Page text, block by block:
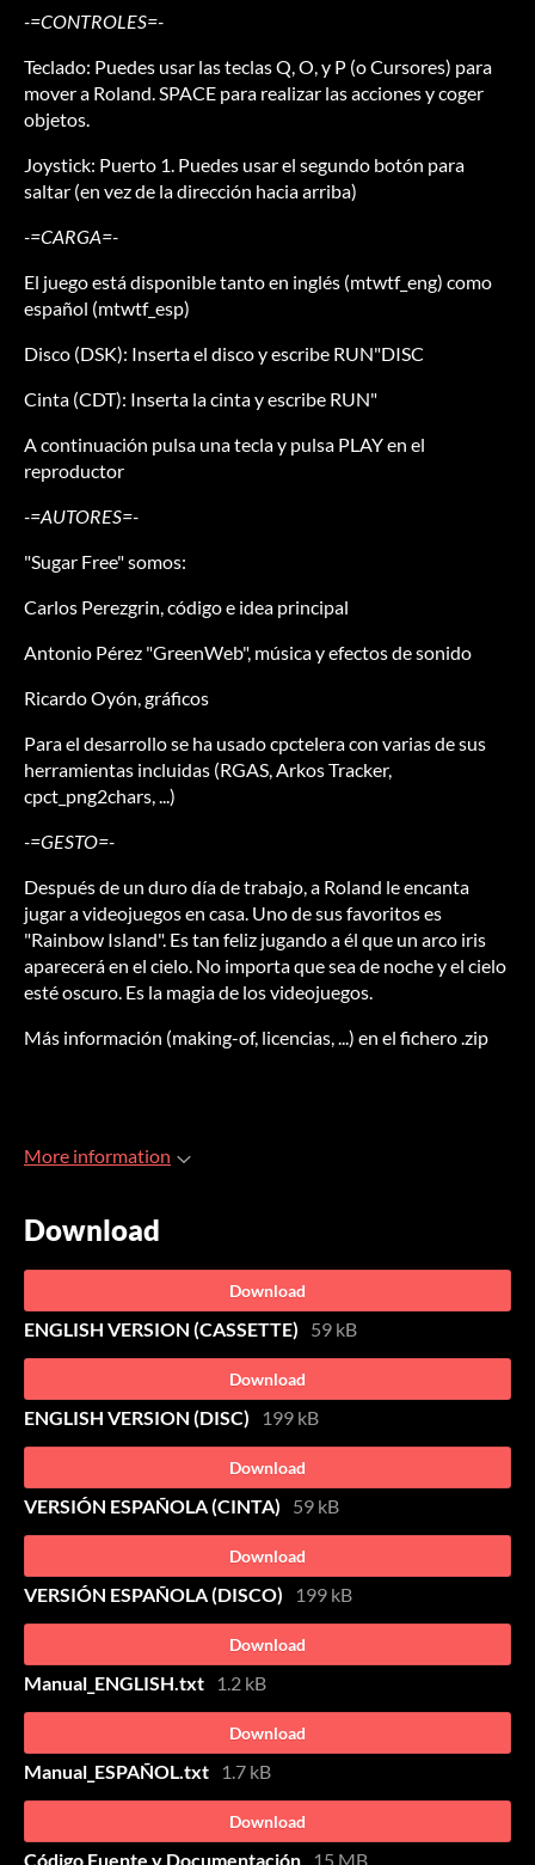
-=CONTROLES=-
Teclado: Puedes usar las teclas Q, O, y P (o Cursores) para
mover a Roland. SPACE para realizar las acciones y coger
objetos.
Joystick: Puerto 1. Puedes usar el segundo botón para
saltar (en vez de la dirección hacia arriba)
-=CARGA=-
El juego está disponible tanto en inglés (mtwtf_eng) como
español (mtwtf_esp)
Disco (DSK): Inserta el disco y escribe RUN"DISC
Cinta (CDT): Inserta la cinta y escribe RUN"
A continuación pulsa una tecla y pulsa PLAY en el
reproductor
-=AUTORES=-
"Sugar Free" somos:
Carlos Perezgrin, código e idea principal
Antonio Pérez "GreenWeb", música y efectos de sonido
Ricardo Oyón, gráficos
Para el desarrollo se ha usado cpctelera con varias de sus
herramientas incluidas (RGAS, Arkos Tracker,
cpct_png2chars, ...)
-=GESTO=-
Después de un duro día de trabajo, a Roland le encanta
jugar a videojuegos en casa. Uno de sus favoritos es
"Rainbow Island". Es tan feliz jugando a él que un arco iris
aparecerá en el cielo. No importa que sea de noche y el cielo
esté oscuro. Es la magia de los videojuegos.
Más información (making-of, licencias, ...) en el fichero .zip
More information
Download
Download
ENGLISH VERSION (CASSETTE) 59 kB
Download
ENGLISH VERSION (DISC) 199 kB
Download
VERSIÓN ESPAÑOLA (CINTA) 59 kB
Download
VERSIÓN ESPAÑOLA (DISCO) 199 kB
Download
Manual_ENGLISH.txt 1.2 kB
Download
Manual_ESPAÑOL.txt 1.7 kB
Download
Código Fuente y Documentación 15 MB